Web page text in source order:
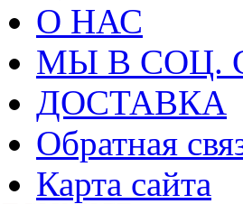
О НАС
МЫ В СОЦ.
ДОСТАВКА
Обратная
Карта сайта